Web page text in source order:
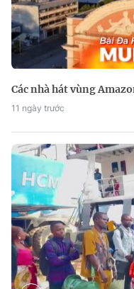
Các nhà hát vùng
11 ngày trước